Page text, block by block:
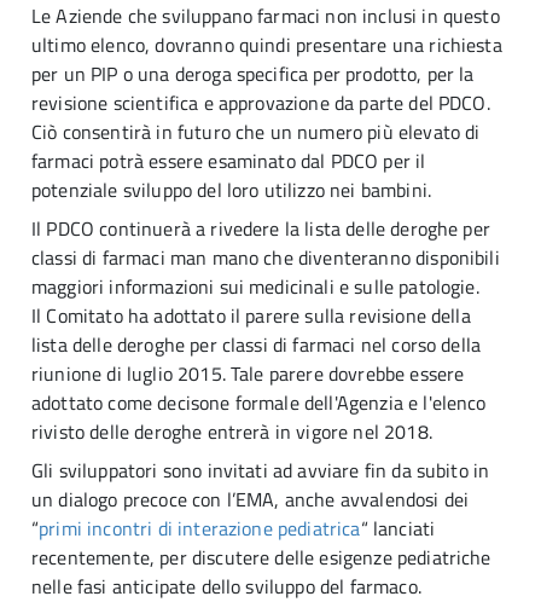
Le Aziende che sviluppano farmaci non inclusi in questo
ultimo elenco, dovranno quindi presentare una richiesta
per un PIP o una deroga specifica per prodotto, per la
revisione scientifica e approvazione da parte del PDCO.
Ciò consentirà in futuro che un numero più elevato di
farmaci potrà essere esaminato dal PDCO per il
potenziale sviluppo del loro utilizzo nei bambini.
Il PDCO continuerà a rivedere la lista delle deroghe per
classi di farmaci man mano che diventeranno disponibili
maggiori informazioni sui medicinali e sulle patologie.
Il Comitato ha adottato il parere sulla revisione della
lista delle deroghe per classi di farmaci nel corso della
riunione di luglio 2015. Tale parere dovrebbe essere
adottato come decisone formale dell'Agenzia e l'elenco
rivisto delle deroghe entrerà in vigore nel 2018.
Gli sviluppatori sono invitati ad avviare fin da subito in
un dialogo precoce con l’EMA, anche avvalendosi dei
“primi incontri di interazione pediatrica“ lanciati
recentemente, per discutere delle esigenze pediatriche
nelle fasi anticipate dello sviluppo del farmaco.